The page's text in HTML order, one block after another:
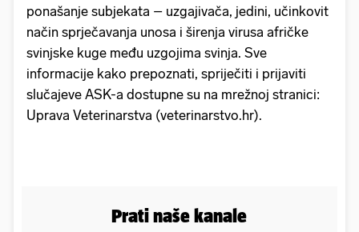
ponašanje subjekata – uzgajivača, jedini, učinkovit
način sprječavanja unosa i širenja virusa afričke
svinjske kuge među uzgojima svinja. Sve
informacije kako prepoznati, spriječiti i prijaviti
slučajeve ASK-a dostupne su na mrežnoj stranici:
Uprava Veterinarstva (veterinarstvo.hr).
Prati naše kanale